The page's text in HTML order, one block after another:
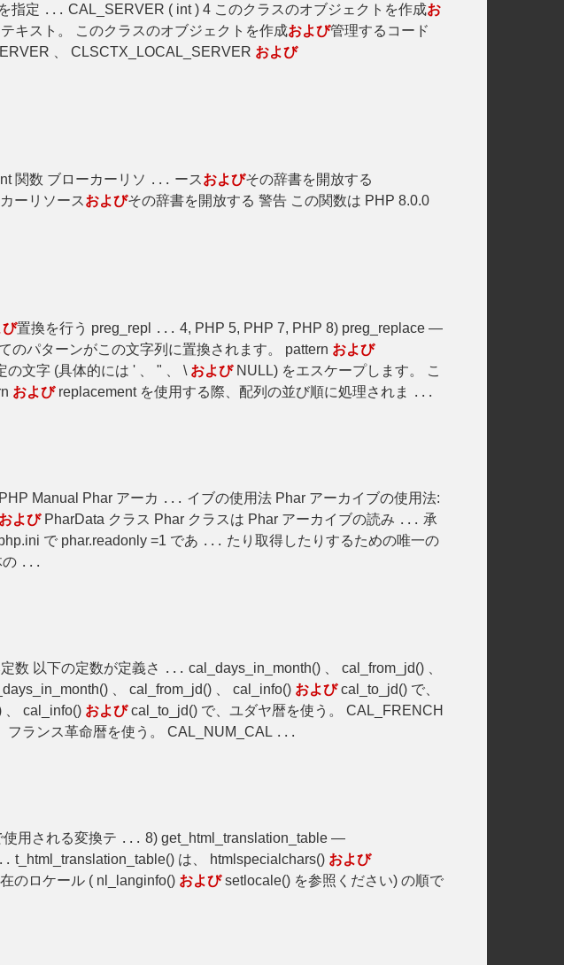
指定 ... CAL_SERVER ( int ) 4 このクラスのオブジェクトを作成お
キスト。 このクラスのオブジェクトを作成および管理するコード
、 CLSCTX_LOCAL_SERVER および
関数 ブローカーリソ ... ース およびその辞書を開放する
ーリソース およびその辞書を開放する 警告 この関数は PHP 8.0.0
び置換を行う preg_repl ... 4, PHP 5, PHP 7, PHP 8) preg_replace —
のパターンがこの文字列に置換されます。 pattern および
の文字 (具体的には ' 、 " 、 \ およびNULL) をエスケープします。 こ
およびreplacement を使用する際、配列の並び順に処理されま ...
Manual Phar アーカ ... イブの使用法 Phar アーカイブの使用法:
およびPharData クラス Phar クラスは Phar アーカイブの読み ... 承
で phar.readonly =1 であ ... たり取得したりするための唯一の
の ...
数 以下の定数が定義さ
... cal_days_in_month() 、 cal_from_jd() 、
、 cal_from_jd() 、 cal_info() およびcal_to_jd() で、
、 cal_info() およびcal_to_jd() で、ユダヤ暦を使う。 CAL_FRENCH
フランス革命暦を使う。 CAL_NUM_CAL ...
用される変換テ ... 8) get_html_translation_table —
t_html_translation_table() は、 htmlspecialchars() および
のロケール ( nl_langinfo() およびsetlocale() を参照ください) の順で